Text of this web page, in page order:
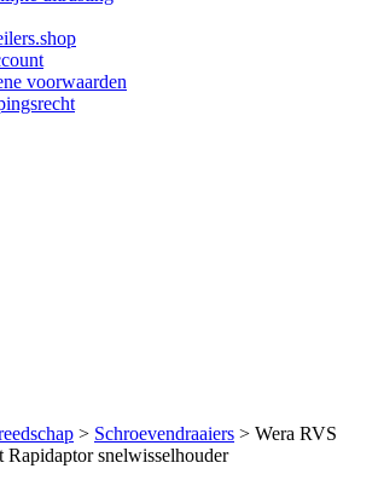
voorwaarden
> Schroeven­draaiers > Wera RVS
snelwissel­houder